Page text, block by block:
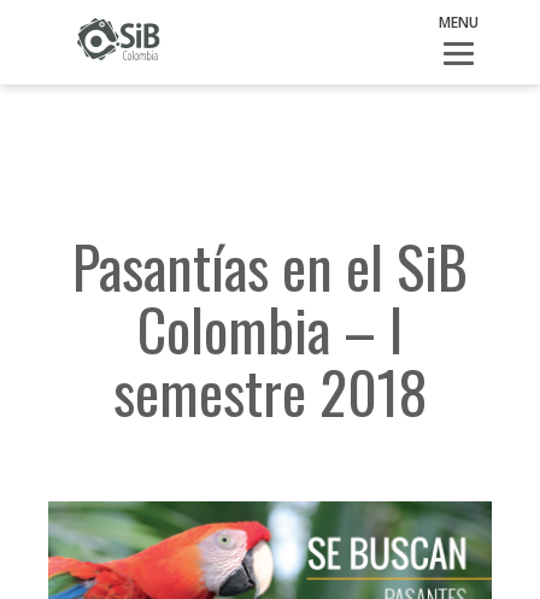
Actualidad Pasantías en el SiB Colombia – I semestre 2018
Pasantías en el SiB
Colombia – I
semestre 2018
MENU